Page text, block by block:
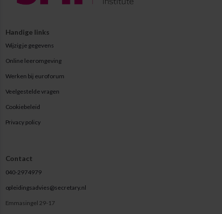
Handige links
Wijzig je gegevens
Online leeromgeving
Werken bij euroforum
Veelgestelde vragen
Cookiebeleid
Privacy policy
Contact
040-2974979
opleidingsadvies@secretary.nl
Emmasingel 29-17